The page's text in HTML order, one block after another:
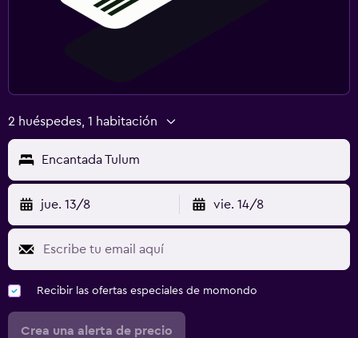
2 huéspedes, 1 habitación
Encantada Tulum
jue. 13/8 vie. 14/8
Recibir las ofertas especiales de momondo
Crea una alerta de precio